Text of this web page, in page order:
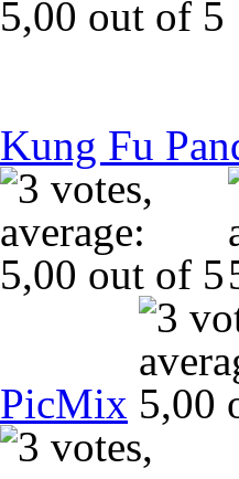
Kung Fu
PicMix